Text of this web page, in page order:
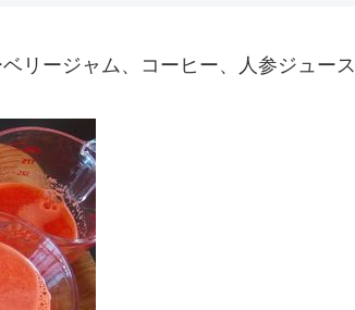
リージャム、コーヒー、人参ジュース